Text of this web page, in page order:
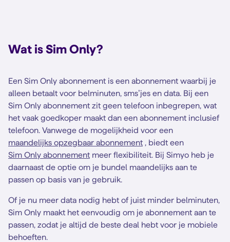
Wat is Sim Only?
Een Sim Only abonnement is een abonnement waarbij je
alleen betaalt voor belminuten, sms’jes en data. Bij een
Sim Only abonnement zit geen telefoon inbegrepen, wat
het vaak goedkoper maakt dan een abonnement inclusief
telefoon. Vanwege de mogelijkheid voor een
maandelijks opzegbaar abonnement , biedt een
Sim Only abonnement meer flexibiliteit. Bij Simyo heb je
daarnaast de optie om je bundel maandelijks aan te
passen op basis van je gebruik.
Of je nu meer data nodig hebt of juist minder belminuten,
Sim Only maakt het eenvoudig om je abonnement aan te
passen, zodat je altijd de beste deal hebt voor je mobiele
behoeften.